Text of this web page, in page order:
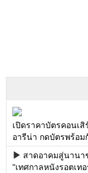
เปิดราคาบัตรคอนเ
อารีน่า กดบัตรพร้อ
สาดอาคมสู่นานา
"เทศกาลหนังรอตเท